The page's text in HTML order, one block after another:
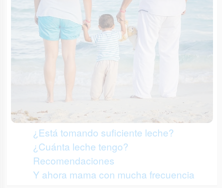
¿Está tomando suficiente leche?
¿Cuánta leche tengo?
Recomendaciones
Y ahora mama con mucha frecuencia